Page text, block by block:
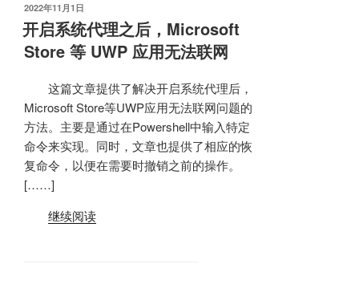
发
布
于
2022年11月1日
开启系统代理之后，Microsoft
Store 等 UWP 应用无法联网
这篇文章提供了解决开启系统代理后，
Microsoft Store等UWP应用无法联网问题的
方法。主要是通过在Powershell中输入特定
命令来实现。同时，文章也提供了相应的恢
复命令，以便在需要时撤销之前的操作。
[……]
继续阅读